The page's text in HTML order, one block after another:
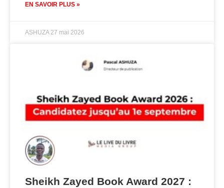
EN SAVOIR PLUS »
ASHUZA27 mai 2026
Sheikh Zayed Book Award 2027 :